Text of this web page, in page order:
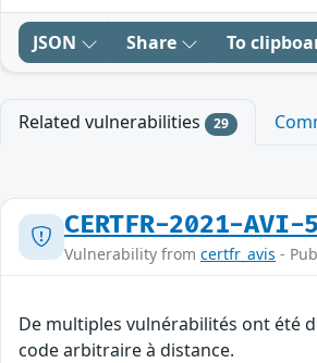
JSON Share To
Related vulnerabilities 29
CERTFR-2021-AVI-
Vulnerability from certfr_avis -
De multiples vulnérabilités ont été
code arbitraire à distance.